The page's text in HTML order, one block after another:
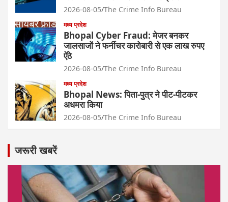
2026-08-05 The Crime Info Bureau
मध्य प्रदेश
Bhopal Cyber Fraud: मेजर बनकर
जालसाजों ने फर्नीचर कारोबारी से एक लाख रुपए
ऐंठे
2026-08-05 The Crime Info Bureau
मध्य प्रदेश
Bhopal News: पिता-पुत्र ने पीट-पीटकर
अधमरा किया
2026-08-05 The Crime Info Bureau
जरूरी खबरें